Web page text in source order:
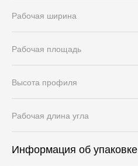
Рабочая ширина
Рабочая площадь
Высота профиля
Рабочая длина угла
Информация об упаковке